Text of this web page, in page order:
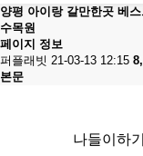
양평 아이랑 갈만한곳 베
수목원
페이지 정보
퍼플래빗 21-03-13 12:15
본문
나들이하